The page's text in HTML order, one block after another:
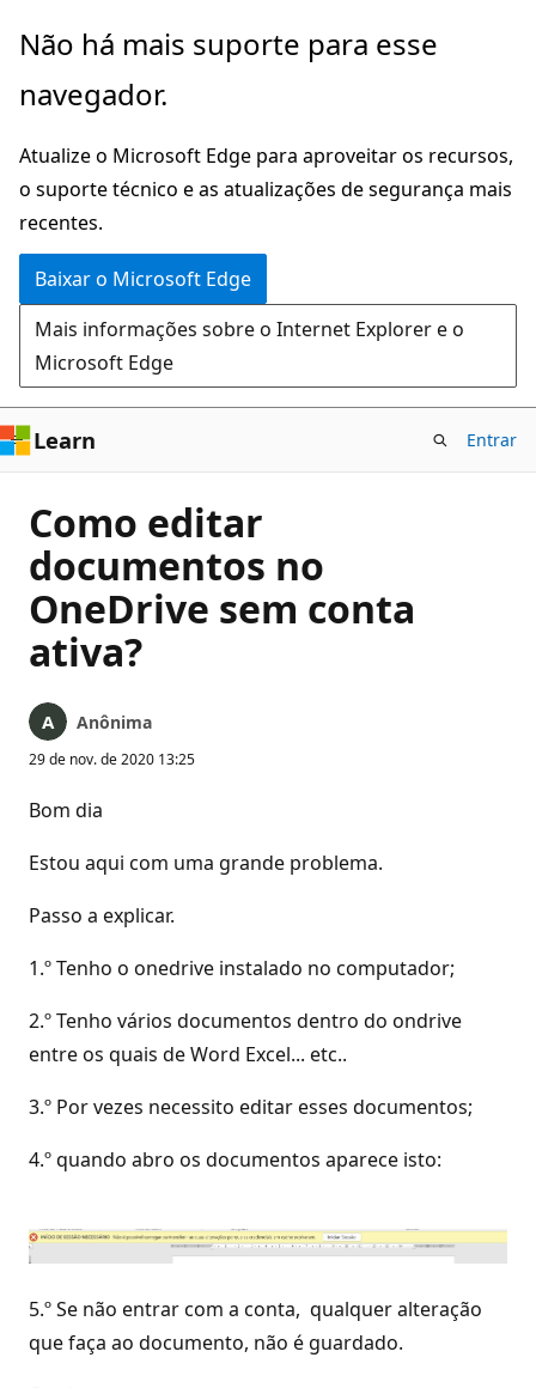
Pular
o
principal
Não há mais suporte para esse
navegador.
Atualize o Microsoft Edge para aproveitar os recursos,
o suporte técnico e as atualizações de segurança mais
recentes.
Baixar o Microsoft Edge
Mais informações sobre o Internet Explorer e o
Microsoft Edge
Learn Entrar
Como editar
documentos no
OneDrive sem conta
ativa?
Anônima
29 de nov. de 2020 13:25
Bom dia
Estou aqui com uma grande problema.
Passo a explicar.
1.º Tenho o onedrive instalado no computador;
2.º Tenho vários documentos dentro do ondrive
entre os quais de Word Excel... etc..
3.º Por vezes necessito editar esses documentos;
4.º quando abro os documentos aparece isto:
5.º Se não entrar com a conta, qualquer alteração
que faça ao documento, não é guardado.